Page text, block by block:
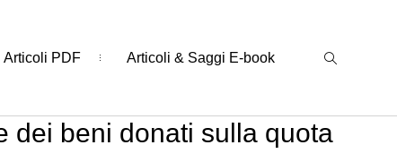
Articoli PDF Articoli & Saggi E-book
dei beni donati sulla quota